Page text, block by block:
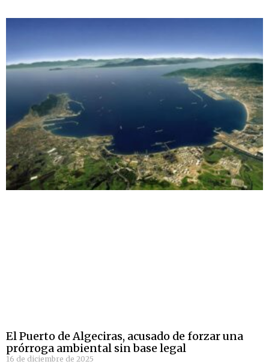
El Puerto de Algeciras, acusado de forzar una
prórroga ambiental sin base legal
16 de diciembre de 2025